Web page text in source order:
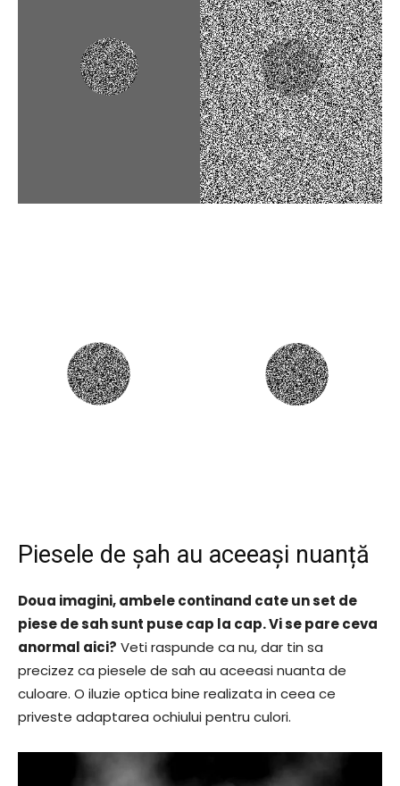
Piesele de șah au aceeași nuanță
Doua imagini, ambele continand cate un set de
piese de sah sunt puse cap la cap. Vi se pare ceva
anormal aici? Veti raspunde ca nu, dar tin sa
precizez ca piesele de sah au aceeasi nuanta de
culoare. O iluzie optica bine realizata in ceea ce
priveste adaptarea ochiului pentru culori.